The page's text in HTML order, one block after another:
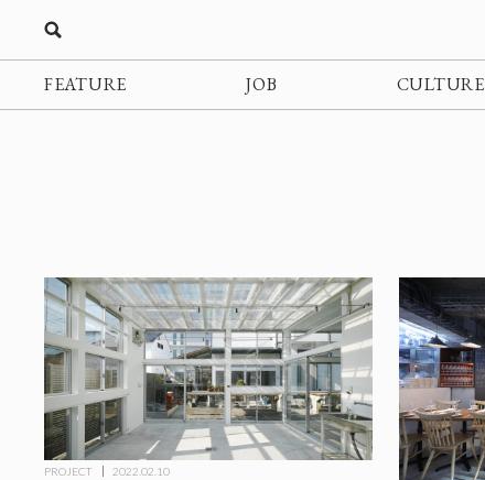
FEATURE JOB CULTURE
PROJECT 2022.02.10